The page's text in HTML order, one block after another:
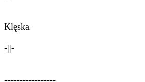
Klęska
-||-
-----------------